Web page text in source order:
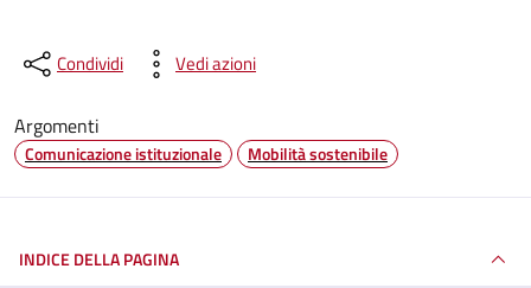
Condividi Vedi azioni
Argomenti
Comunicazione istituzionale Mobilità sostenibile
INDICE DELLA PAGINA